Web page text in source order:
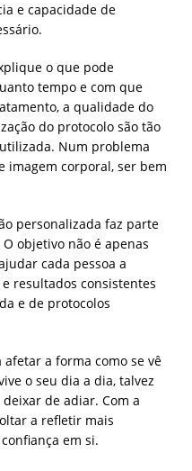
e capacidade de
o que pode
tempo e com que
a qualidade do
do protocolo são tão
Num problema
imagem corporal, ser bem
personalizada faz parte
objetivo não é apenas
cada pessoa a
resultados consistentes
e de protocolos
afetar a forma como se vê
o seu dia a dia, talvez
de adiar. Com a
a refletir mais
em si.